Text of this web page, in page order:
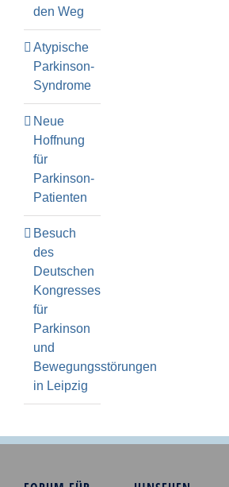
den Weg
Atypische
Parkinson-
Syndrome
Neue
Hoffnung
für
Parkinson-
Patienten
Besuch
des
Deutschen
Kongresses
für
Parkinson
und
Bewegungsstörungen
in Leipzig